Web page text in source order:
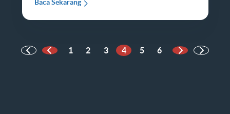
Baca Sekarang
Halaman Sebelumnya
1 2 3 4 5 6
Halaman